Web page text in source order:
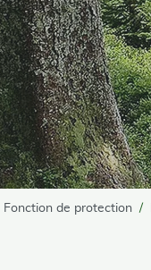
Fonction de protection